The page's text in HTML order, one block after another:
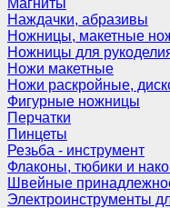
Магниты
Наждачки, абразивы
Ножницы, макетные
Ножницы для
Ножи макетные
Ножи раскройные,
Фигурные ножницы
Перчатки
Пинцеты
Резьба - инструмент
Флаконы, тюбики и
Швейные
Электроинструменты